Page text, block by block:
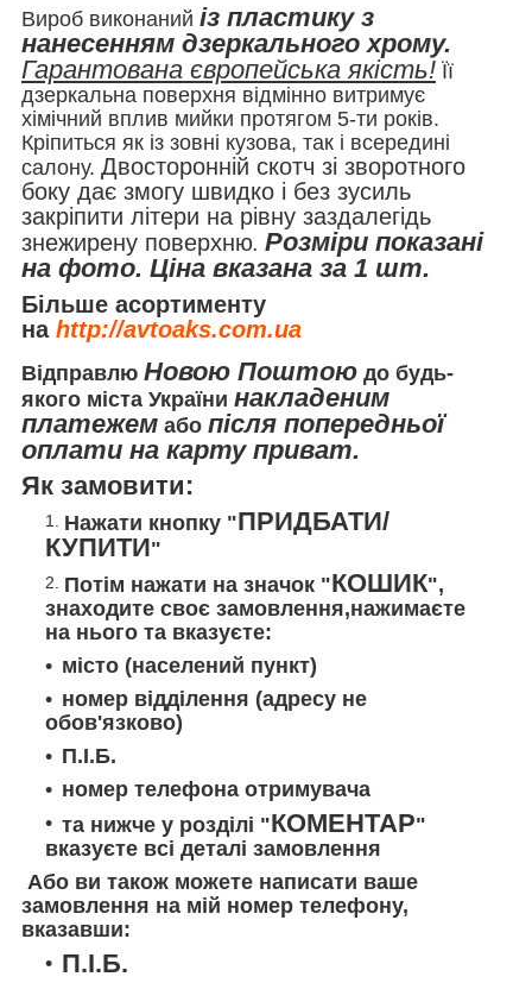
Вироб виконаний із пластику з
нанесенням дзеркального хрому.
Гарантована європейська якість! Її
дзеркальна поверхня відмінно витримує
хімічний вплив мийки протягом 5-ти років.
Кріпиться як із зовні кузова, так і всередині
салону. Двосторонній скотч зі зворотного
боку дає змогу швидко і без зусиль
закріпити літери на рівну заздалегідь
знежирену поверхню. Розміри показані
на фото. Ціна вказана за 1 шт.
Більше асортименту
на http://avtoaks.com.ua
Відправлю Новою Поштою до будь-
якого міста України накладеним
платежем або після попередньої
оплати на карту приват.
Як замовити:
Нажати кнопку "ПРИДБАТИ/
КУПИТИ"
Потім нажати на значок "КОШИК",
знаходите своє замовлення,нажимаєте
на нього та вказуєте:
місто (населений пункт)
номер відділення (адресу не
обов'язково)
П.І.Б.
номер телефона отримувача
та нижче у розділі "КОМЕНТАР"
вказуєте всі деталі замовлення
Або ви також можете написати ваше
замовлення на мій номер телефону,
вказавши:
П.І.Б.